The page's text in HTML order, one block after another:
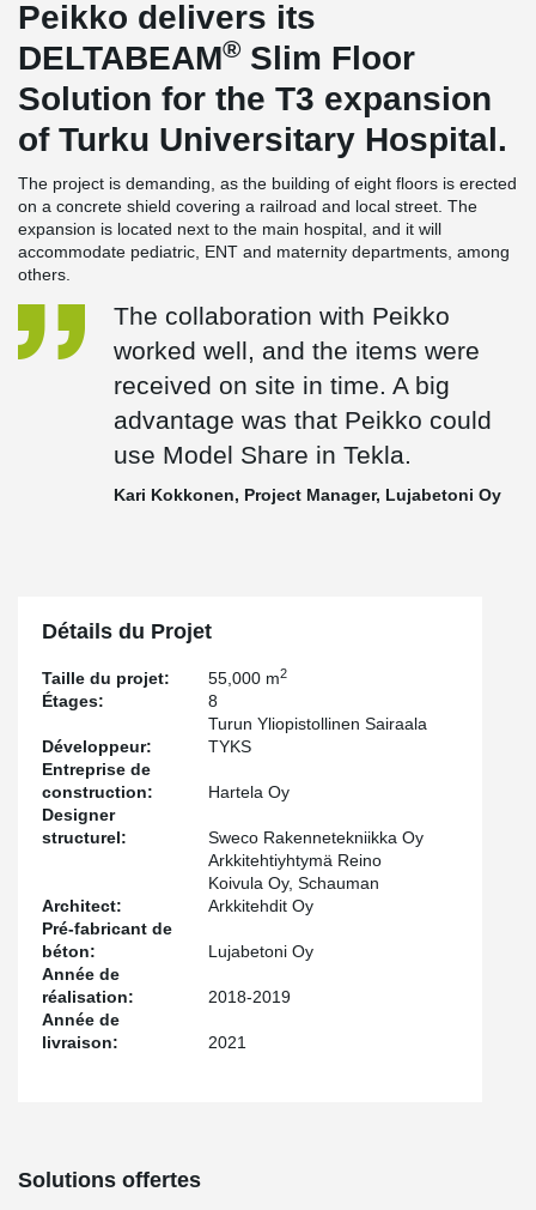
Peikko delivers its
DELTABEAM® Slim Floor
Solution for the T3 expansion
of Turku Universitary Hospital.
The project is demanding, as the building of eight floors is erected
on a concrete shield covering a railroad and local street. The
expansion is located next to the main hospital, and it will
accommodate pediatric, ENT and maternity departments, among
others.
The collaboration with Peikko
worked well, and the items were
received on site in time. A big
advantage was that Peikko could
use Model Share in Tekla.
Kari Kokkonen, Project Manager, Lujabetoni Oy
Détails du Projet
Taille du projet: 55,000 m2
Étages: 8
Développeur:
Turun Yliopistollinen Sairaala
TYKS
Entreprise de
construction:
Hartela Oy
Designer
structurel:
Sweco Rakennetekniikka Oy
Architect:
Arkkitehtiyhtymä Reino
Koivula Oy, Schauman
Arkkitehdit Oy
Pré-fabricant de
béton:
Lujabetoni Oy
Année de
réalisation:
2018-2019
Année de
livraison:
2021
Solutions offertes